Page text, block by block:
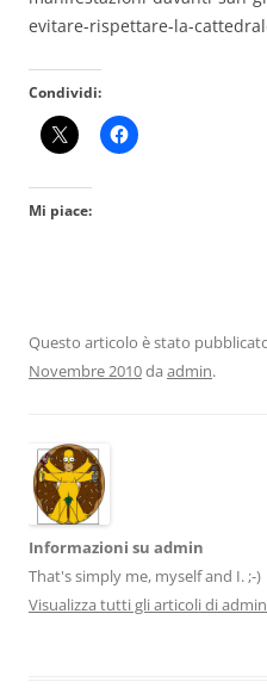
evitare-rispettare-la-
Condividi:
Mi piace:
Questo articolo è stato
Novembre 2010da admin.
Informazioni su admin
That's simply me, myself and I. ;-)
Visualizza tutti gli articoli di admin